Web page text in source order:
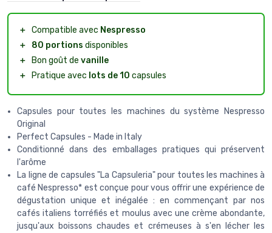
＋ Compatible avec Nespresso
＋
80 portions disponibles
＋
Bon goût de vanille
＋
Pratique avec lots de 10 capsules
Capsules pour toutes les machines du système Nespresso
Original
Perfect Capsules - Made in Italy
Conditionné dans des emballages pratiques qui préservent
l'arôme
La ligne de capsules "La Capsuleria" pour toutes les machines à
café Nespresso* est conçue pour vous offrir une expérience de
dégustation unique et inégalée : en commençant par nos
cafés italiens torréfiés et moulus avec une crème abondante,
jusqu'aux boissons chaudes et crémeuses à s'en lécher les